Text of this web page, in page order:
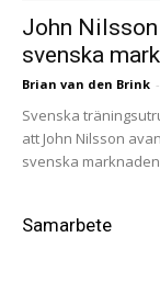
John
svenska
Brian van den Brink -
Svenska
att John Nilsson
svenska
Samarbete